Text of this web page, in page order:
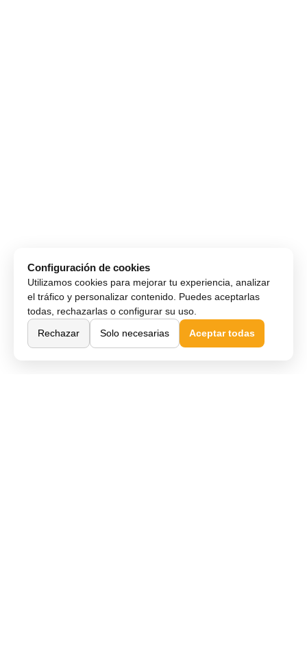
Configuración de cookies
Utilizamos cookies para mejorar tu experiencia, analizar
el tráfico y personalizar contenido. Puedes aceptarlas
todas, rechazarlas o configurar su uso.
Rechazar
Solo necesarias Aceptar todas